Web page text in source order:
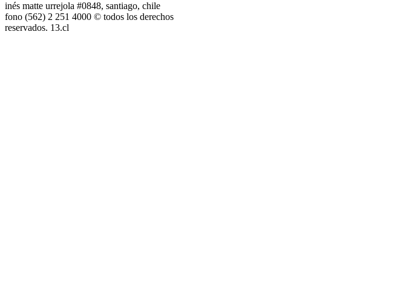
inés matte urrejola #0848, santiago, chile
fono (562) 2 251 4000 © todos los derechos
reservados. 13.cl